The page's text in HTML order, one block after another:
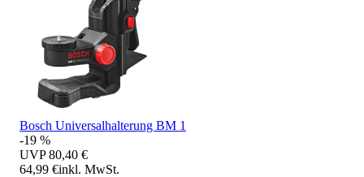
Bosch Universalhalterung BM 1
-19 %
UVP 80,40 €
64,99 €inkl. MwSt.